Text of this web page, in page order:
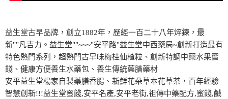
益生堂古早品牌，創立1882年，歷經一百二十八年焠鍊，最
新""凡吉力。益生堂""~~~"安平路"益生堂中西藥局~創新打造最有
特色熱門系列，超熱門古早味梅桂仙楂粒、創新特調中藥水果蜜
餞、健康方便養生水藥包、養生傳統藥膳藥材
安平益生堂楊家自製藥膳香腸、新鮮花朵草本花草茶，百年經驗
智慧創新!!!益生堂蜜餞,安平名產,安平老街,祖傳中藥配方,蜜餞,鹹